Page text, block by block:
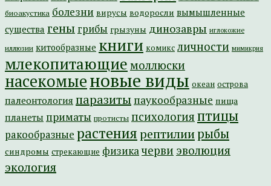
биоакустика болезни вирусы водоросли вымышленные
существа гены грибы грызуны динозавры иглокожие
иллюзии китообразные книги комикс личности мимикрия
млекопитающие моллюски
насекомыеновые виды океан острова
палеонтология паразиты паукообразные пища
планеты приматы протисты психология птицы
ракообразные растениярептилиирыбы
синдромы стрекающие физикачерви эволюция
экология